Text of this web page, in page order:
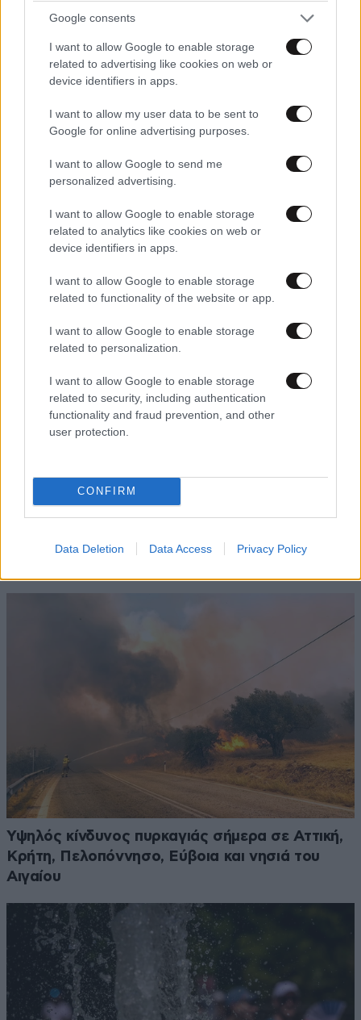
Google consents
I want to allow Google to enable storage
related to advertising like cookies on web or
device identifiers in apps.
I want to allow my user data to be sent to
Google for online advertising purposes.
I want to allow Google to send me
personalized advertising.
I want to allow Google to enable storage
related to analytics like cookies on web or
device identifiers in apps.
I want to allow Google to enable storage
related to functionality of the website or app.
I want to allow Google to enable storage
related to personalization.
I want to allow Google to enable storage
related to security, including authentication
functionality and fraud prevention, and other
user protection.
CONFIRM
Data Deletion Data Access Privacy Policy
Μετρούν τις πληγές τους οι κάτοικοι στο Πόρτο
Γερμενό – Δεκάδες οι κατοικίες που
Μοσχάτο
Υψηλός κίνδυνος πυρκαγιάς σήμερα σε Αττική,
Κρήτη, Πελοπόννησο, Εύβοια και νησιά του
Αιγαίου